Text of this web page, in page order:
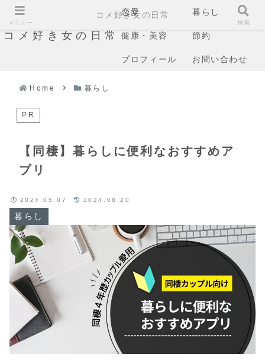
コメ好き女の日常
恋愛 暮らし
健康・美容 節約
プロフィール お問い合わせ
Home 暮らし
PR
【同棲】暮らしに便利なおすすめア
プリ
暮らし
2024.05.07 2024.08.20
メニュー
コメ好き女の日常
検索